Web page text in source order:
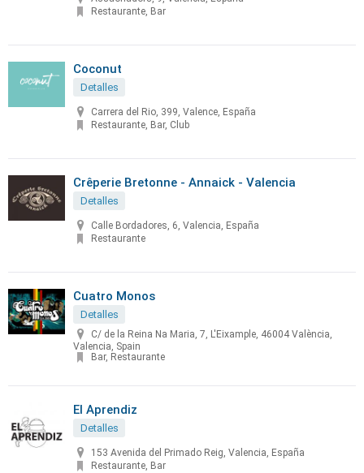
Restaurante, Bar
Coconut
Detalles
Carrera del Rio, 399, Valence, España
Restaurante, Bar, Club
Crêperie Bretonne - Annaick - Valencia
Detalles
Calle Bordadores, 6, Valencia, España
Restaurante
Cuatro Monos
Detalles
C/ de la Reina Na Maria, 7, L'Eixample, 46004 València,
Valencia, Spain
Bar, Restaurante
El Aprendiz
Detalles
153 Avenida del Primado Reig, Valencia, España
Restaurante, Bar